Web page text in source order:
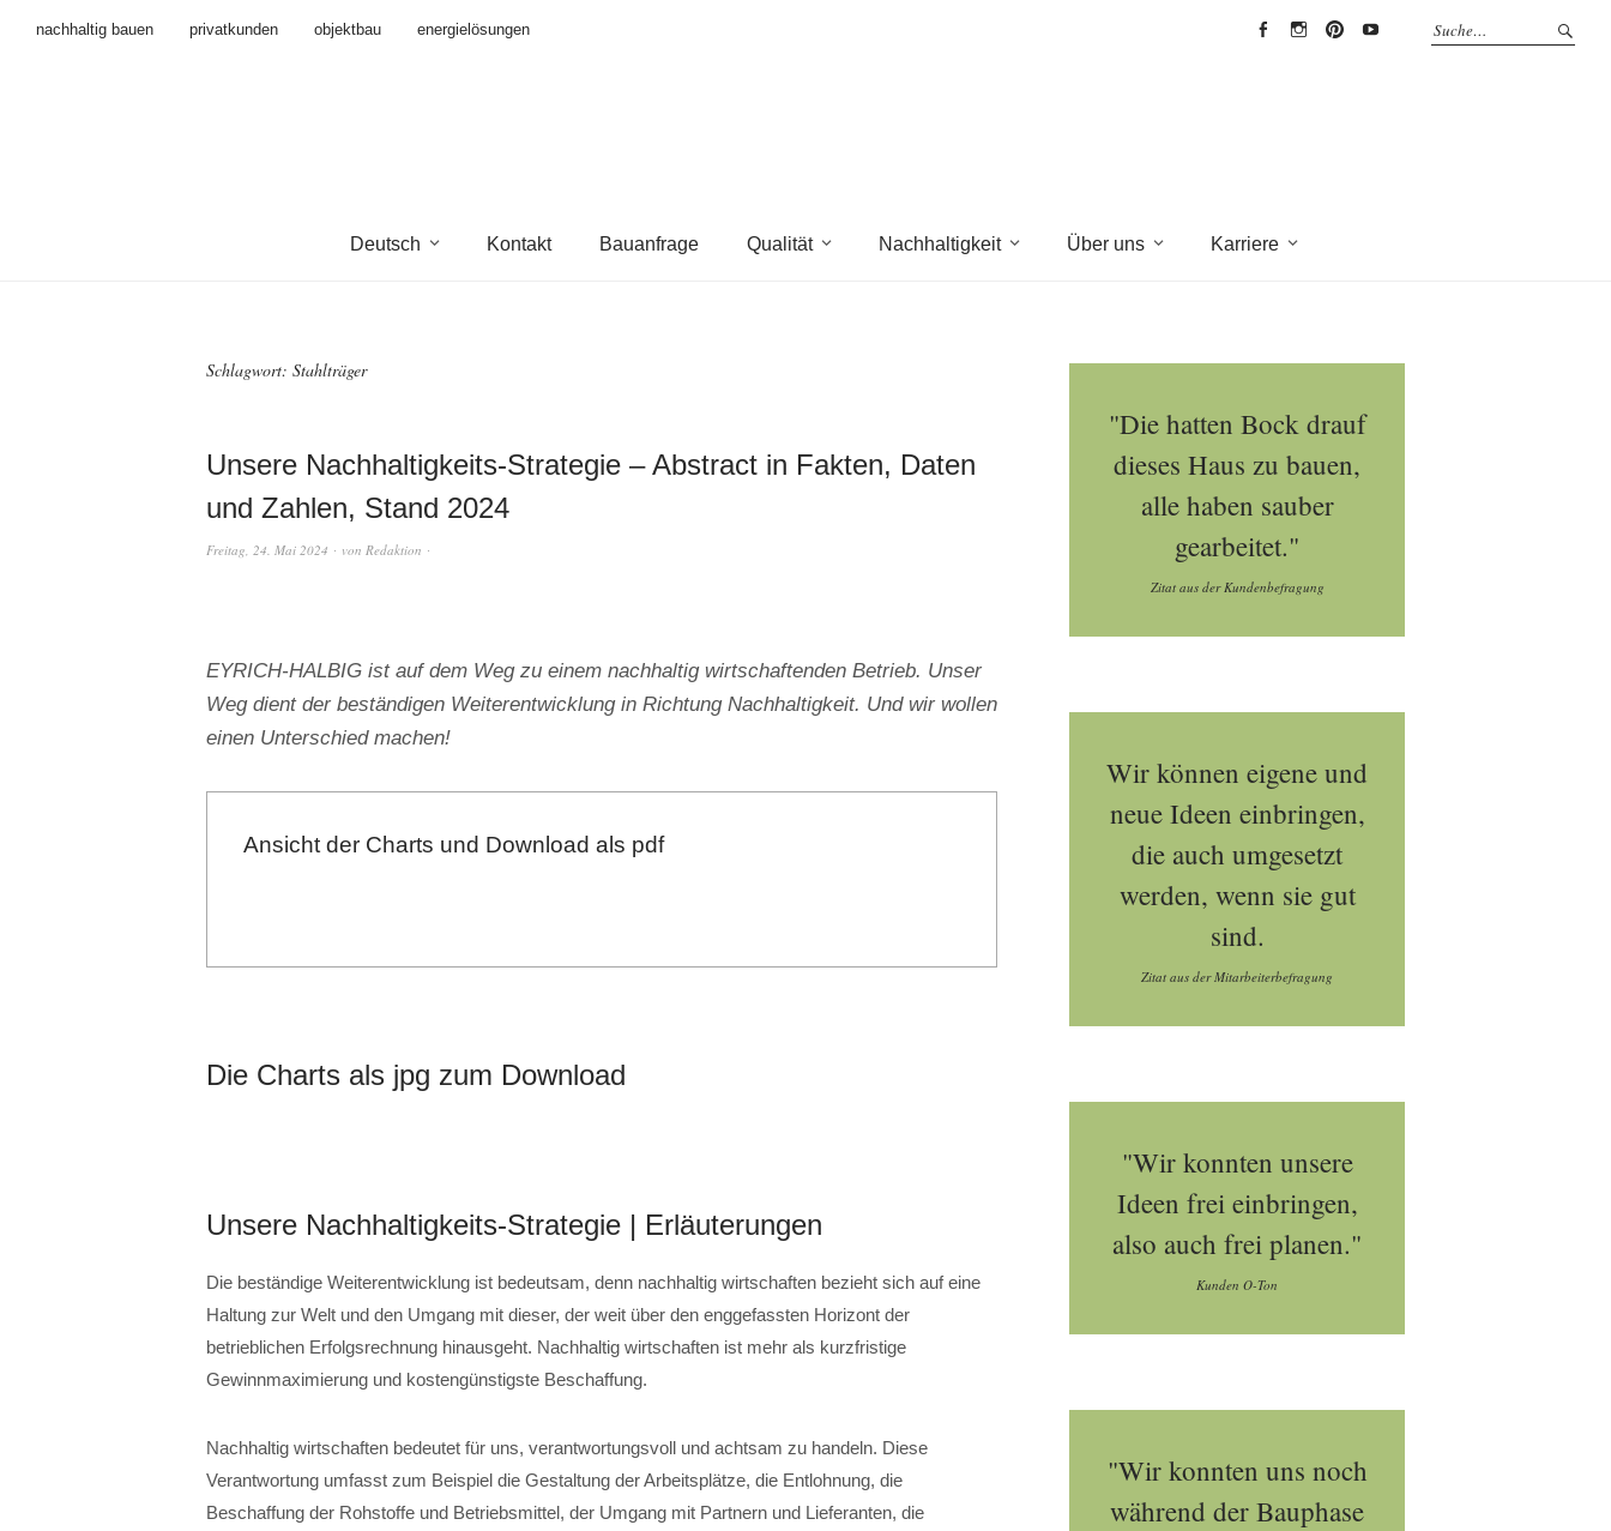
nachhaltig bauen privatkunden objektbau
energielösungen
Deutsch Kontakt Bauanfrage Qualität Nachhaltigkeit Über uns Karriere
Schlagwort: Stahlträger
Unsere Nachhaltigkeits-Strategie – Abstract in Fakten, Daten
und Zahlen, Stand 2024
Freitag, 24. Mai 2024 von Redaktion
EYRICH-HALBIG ist auf dem Weg zu einem nachhaltig wirtschaftenden Betrieb. Unser
Weg dient der beständigen Weiterentwicklung in Richtung Nachhaltigkeit. Und wir wollen
einen Unterschied machen!
Ansicht der Charts und Download als pdf
Die Charts als jpg zum Download
Unsere Nachhaltigkeits-Strategie | Erläuterungen
Die beständige Weiterentwicklung ist bedeutsam, denn nachhaltig wirtschaften bezieht sich auf eine
Haltung zur Welt und den Umgang mit dieser, der weit über den enggefassten Horizont der
betrieblichen Erfolgsrechnung hinausgeht. Nachhaltig wirtschaften ist mehr als kurzfristige
Gewinnmaximierung und kostengünstigste Beschaffung.
Nachhaltig wirtschaften bedeutet für uns, verantwortungsvoll und achtsam zu handeln. Diese
Verantwortung umfasst zum Beispiel die Gestaltung der Arbeitsplätze, die Entlohnung, die
Beschaffung der Rohstoffe und Betriebsmittel, der Umgang mit Partnern und Lieferanten, die
"Die hatten Bock drauf
dieses Haus zu bauen,
alle haben sauber
gearbeitet."
Zitat aus der Kundenbefragung
Wir können eigene und
neue Ideen einbringen,
die auch umgesetzt
werden, wenn sie gut
sind.
Zitat aus der Mitarbeiterbefragung
"Wir konnten unsere
Ideen frei einbringen,
also auch frei planen."
Kunden O-Ton
"Wir konnten uns noch
während der Bauphase